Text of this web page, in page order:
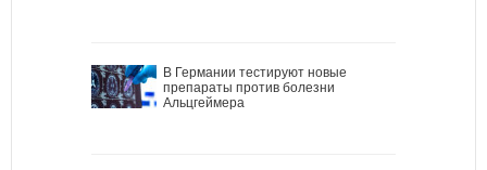
В Германии тестируют новые
препараты против болезни
Альцгеймера